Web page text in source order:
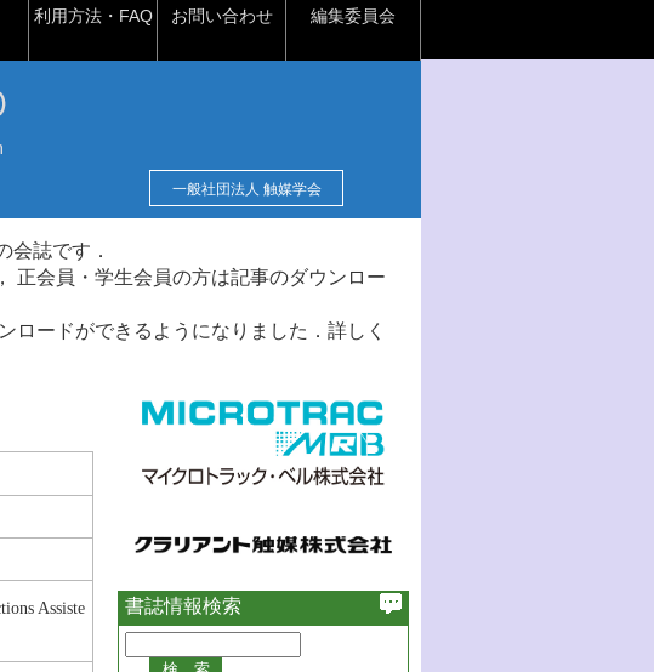
利用方法・FAQ お問い合わせ 編集委員会
一般社団法人 触媒学会
会誌です．
正会員・学生会員の方は記事のダウンロー
ロードができるようになりました．詳しく
Assiste
書誌情報検索